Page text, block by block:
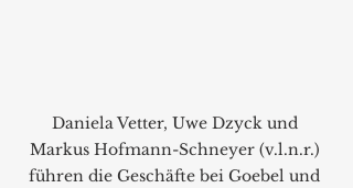
Daniela Vetter, Uwe Dzyck und
Markus Hofmann-Schneyer (v.l.n.r.)
führen die Geschäfte bei Goebel und